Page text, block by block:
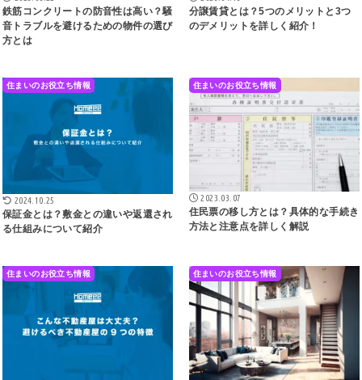
鉄筋コンクリートの防音性は高い？騒
音トラブルを避けるための物件の選び
方とは
分譲賃貸とは？5つのメリットと3つ
のデメリットを詳しく紹介！
住まいのお役立ち情報
2024.10.25
保証金とは？敷金との違いや返還され
る仕組みについて紹介
住まいのお役立ち情報
2023.03.07
住民票の移し方とは？具体的な手続き
方法と注意点を詳しく解説
住まいのお役立ち情報 住まいのお役立ち情報